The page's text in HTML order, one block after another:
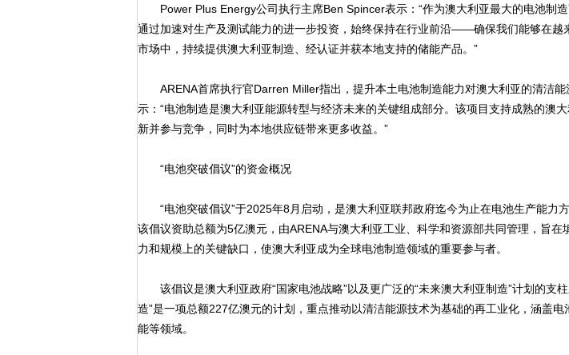
Power Plus Energy公司执行主席Ben Spincer表示：“作为澳大利亚最大的电池制
通过加速对生产及测试能力的进一步投资，始终保持在行业前沿——确保我们能够在越
市场中，持续提供澳大利亚制造、经认证并获本地支持的储能产品。”
ARENA首席执行官Darren Miller指出，提升本土电池制造能力对澳大利亚的清洁能
示：“电池制造是澳大利亚能源转型与经济未来的关键组成部分。该项目支持成熟的澳
新并参与竞争，同时为本地供应链带来更多收益。”
“电池突破倡议”的资金概况
“电池突破倡议”于2025年8月启动，是澳大利亚联邦政府迄今为止在电池生产能力方
该倡议资助总额为5亿澳元，由ARENA与澳大利亚工业、科学和资源部共同管理，旨在
力和规模上的关键缺口，使澳大利亚成为全球电池制造领域的重要参与者。
该倡议是澳大利亚政府“国家电池战略”以及更广泛的“未来澳大利亚制造”计划的支柱
造”是一项总额227亿澳元的计划，重点推动以清洁能源技术为基础的再工业化，涵盖
能等领域。